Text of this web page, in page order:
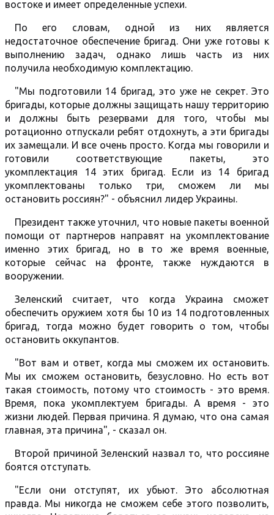
востоке и имеет определенные успехи.
По его словам, одной из них является
недостаточное обеспечение бригад. Они уже готовы к
выполнению задач, однако лишь часть из них
получила необходимую комплектацию.
"Мы подготовили 14 бригад, это уже не секрет. Это
бригады, которые должны защищать нашу территорию
и должны быть резервами для того, чтобы мы
ротационно отпускали ребят отдохнуть, а эти бригады
их замещали. И все очень просто. Когда мы говорили и
готовили соответствующие пакеты, это
укомплектация 14 этих бригад. Если из 14 бригад
укомплектованы только три, сможем ли мы
остановить россиян?" - объяснил лидер Украины.
Президент также уточнил, что новые пакеты военной
помощи от партнеров направят на укомплектование
именно этих бригад, но в то же время военные,
которые сейчас на фронте, также нуждаются в
вооружении.
Зеленский считает, что когда Украина сможет
обеспечить оружием хотя бы 10 из 14 подготовленных
бригад, тогда можно будет говорить о том, чтобы
остановить оккупантов.
"Вот вам и ответ, когда мы сможем их остановить.
Мы их сможем остановить, безусловно. Но есть вот
такая стоимость, потому что стоимость - это время.
Время, пока укомплектуем бригады. А время - это
жизни людей. Первая причина. Я думаю, что она самая
главная, эта причина", - сказал он.
Второй причиной Зеленский назвал то, что россияне
боятся отступать.
"Если они отступят, их убьют. Это абсолютная
правда. Мы никогда не сможем себе этого позволить,